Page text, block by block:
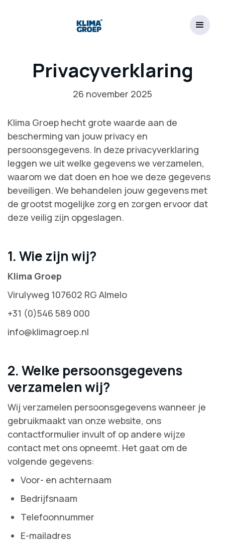
Privacyverklaring
26 november 2025
Klima Groep hecht grote waarde aan de
bescherming van jouw privacy en
persoonsgegevens. In deze privacyverklaring
leggen we uit welke gegevens we verzamelen,
waarom we dat doen en hoe we deze gegevens
beveiligen. We behandelen jouw gegevens met
de grootst mogelijke zorg en zorgen ervoor dat
deze veilig zijn opgeslagen.
1. Wie zijn wij?
Klima Groep
Virulyweg 107602 RG Almelo
+31 (0)546 589 000
info@klimagroep.nl
2. Welke persoonsgegevens
verzamelen wij?
Wij verzamelen persoonsgegevens wanneer je
gebruikmaakt van onze website, ons
contactformulier invult of op andere wijze
contact met ons opneemt. Het gaat om de
volgende gegevens:
Voor- en achternaam
Bedrijfsnaam
Telefoonnummer
E-mailadres